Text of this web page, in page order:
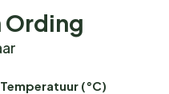
Ording
Temperatuur (°C)